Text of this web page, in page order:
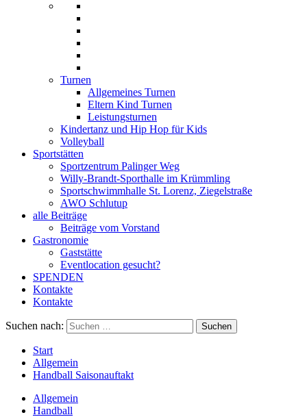
Turnen
Allgemeines Turnen
Eltern Kind Turnen
Leistungsturnen
Kindertanz und Hip Hop für Kids
Volleyball
Sportstätten
Sportzentrum Palinger Weg
Willy-Brandt-Sporthalle im Krümmling
Sportschwimmhalle St. Lorenz, Ziegelstraße
AWO Schlutup
alle Beiträge
Beiträge vom Vorstand
Gastronomie
Gaststätte
Eventlocation gesucht?
SPENDEN
Kontakte
Kontakte
Suchen nach:
Start
Allgemein
Handball Saisonauftakt
Allgemein
Handball